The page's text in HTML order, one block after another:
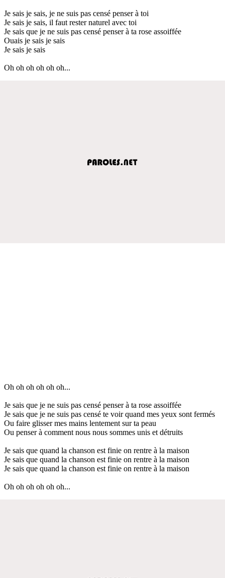
Je sais je sais, je ne suis pas censé penser à toi
Je sais je sais, il faut rester naturel avec toi
Je sais que je ne suis pas censé penser à ta rose assoiffée
Ouais je sais je sais
Je sais je sais
Oh oh oh oh oh oh...
Oh oh oh oh oh oh...
Je sais que je ne suis pas censé penser à ta rose assoiffée
Je sais que je ne suis pas censé te voir quand mes yeux sont fermés
Ou faire glisser mes mains lentement sur ta peau
Ou penser à comment nous nous sommes unis et détruits
Je sais que quand la chanson est finie on rentre à la maison
Je sais que quand la chanson est finie on rentre à la maison
Je sais que quand la chanson est finie on rentre à la maison
Oh oh oh oh oh oh...